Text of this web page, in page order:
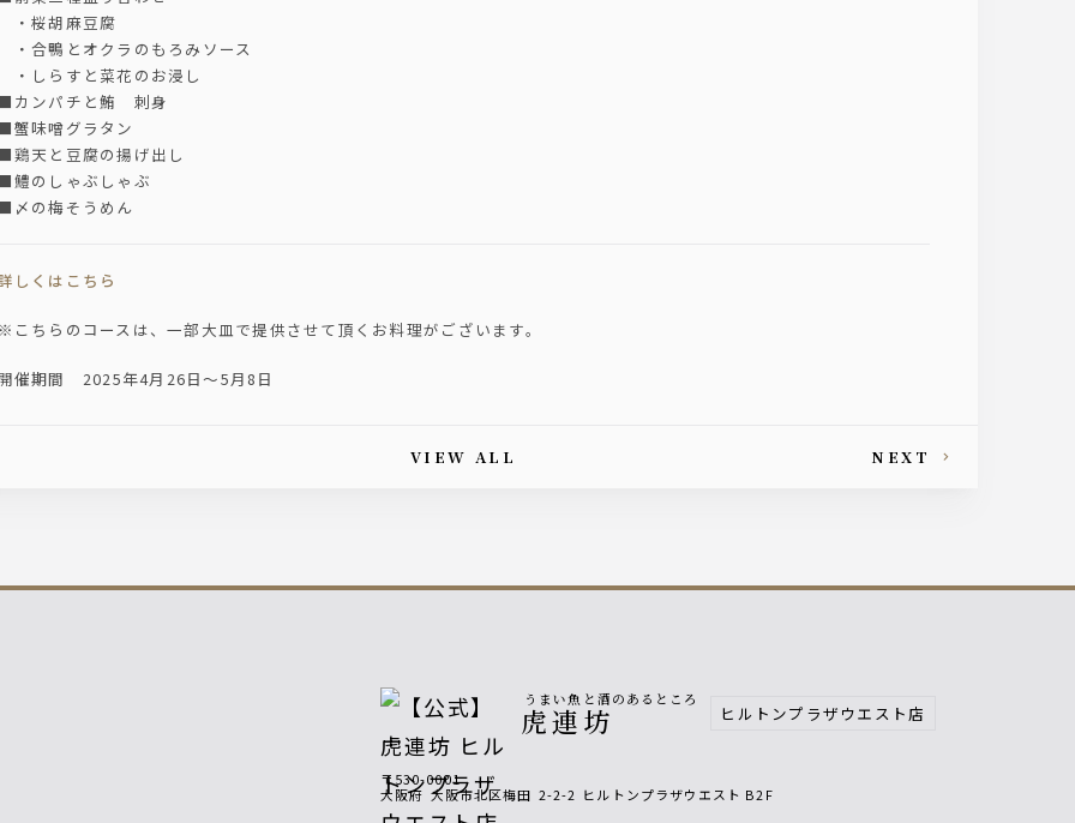
桜胡麻豆腐
合鴨とオクラのもろみソース
しらすと菜花のお浸し
カンパチと鮪 刺身
蟹味噌グラタン
鶏天と豆腐の揚げ出し
鱧のしゃぶしゃぶ
〆の梅そうめん
しくはこちら
こちらのコースは、一部大皿で提供させて頂くお料理がございます。
催期間 2025年4月26日～5月8日
VIEW ALL NEXT
うまい魚と酒のあるところ
虎連坊 ヒルトンプラザウエスト店
〒530-0001
大阪府 大阪市北区梅田 2-2-2 ヒルトンプラザウエスト B2F